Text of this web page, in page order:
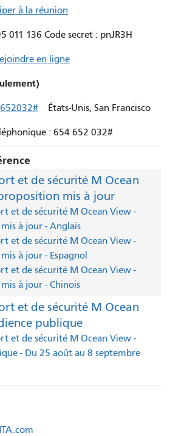
à la réunion
011 136 Code secret : pnJR3H
en ligne
États-Unis, San Francisco
: 654 652 032#
et de sécurité M Ocean
mis à jour
et de sécurité M Ocean View -
à jour - Anglais
et de sécurité M Ocean View -
à jour - Espagnol
et de sécurité M Ocean View -
à jour - Chinois
et de sécurité M Ocean
publique
et de sécurité M Ocean View -
- Du 25 août au 8 septembre